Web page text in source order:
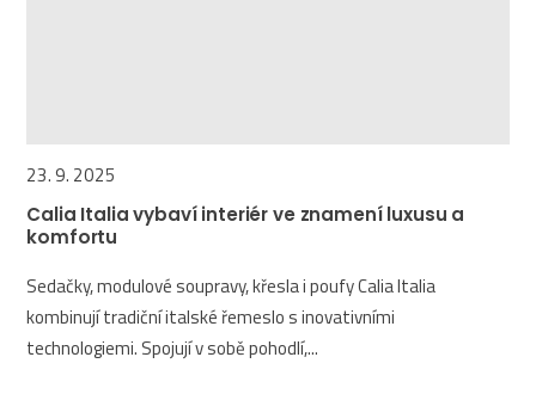
23. 9. 2025
Calia Italia vybaví interiér ve znamení luxusu a
komfortu
Sedačky, modulové soupravy, křesla i poufy Calia Italia
kombinují tradiční italské řemeslo s inovativními
technologiemi. Spojují v sobě pohodlí,...